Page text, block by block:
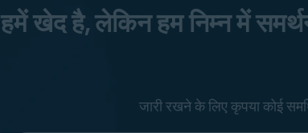
हमें खेद है, लेकिन हम निम्न में
जारी रखने के लिए कृपया कोई